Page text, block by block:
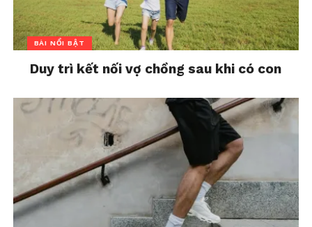
BÀI NỔI BẬT
Duy trì kết nối vợ chồng sau khi có con